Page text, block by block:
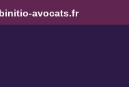
avocats.fr